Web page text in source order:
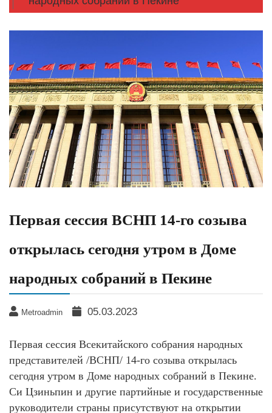
Первая сессия ВСНП 14-го созыва
открылась сегодня утром в Доме
народных собраний в Пекине
Metroadmin 05.03.2023
Первая сессия Всекитайского собрания народных
представителей /ВСНП/ 14-го созыва открылась
сегодня утром в Доме народных собраний в Пекине.
Си Цзиньпин и другие партийные и государственные
руководители страны присутствуют на открытии